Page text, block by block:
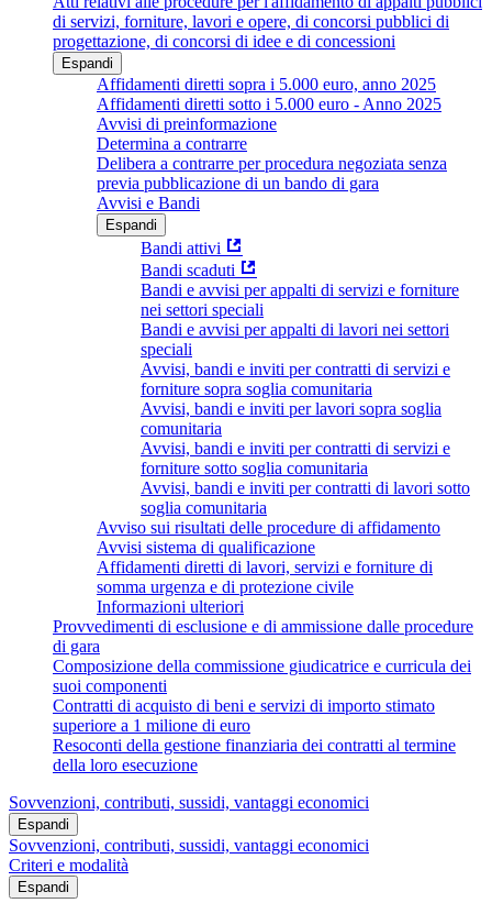
di servizi, forniture, lavori e opere, di concorsi pubblici di
progettazione, di concorsi di idee e di concessioni
Espandi
Affidamenti diretti sopra i 5.000 euro, anno 2025
Affidamenti diretti sotto i 5.000 euro - Anno 2025
Avvisi di preinformazione
Determina a contrarre
Delibera a contrarre per procedura negoziata senza
previa pubblicazione di un bando di gara
Avvisi e Bandi
Espandi
Bandi attivi
Bandi scaduti
Bandi e avvisi per appalti di servizi e forniture
nei settori speciali
Bandi e avvisi per appalti di lavori nei settori
speciali
Avvisi, bandi e inviti per contratti di servizi e
forniture sopra soglia comunitaria
Avvisi, bandi e inviti per lavori sopra soglia
comunitaria
Avvisi, bandi e inviti per contratti di servizi e
forniture sotto soglia comunitaria
Avvisi, bandi e inviti per contratti di lavori sotto
soglia comunitaria
Avviso sui risultati delle procedure di affidamento
Avvisi sistema di qualificazione
Affidamenti diretti di lavori, servizi e forniture di
somma urgenza e di protezione civile
Informazioni ulteriori
Provvedimenti di esclusione e di ammissione dalle procedure
di gara
Composizione della commissione giudicatrice e curricula dei
suoi componenti
Contratti di acquisto di beni e servizi di importo stimato
superiore a 1 milione di euro
Resoconti della gestione finanziaria dei contratti al termine
della loro esecuzione
Sovvenzioni, contributi, sussidi, vantaggi economici
Espandi
Sovvenzioni, contributi, sussidi, vantaggi economici
Criteri e modalità
Espandi